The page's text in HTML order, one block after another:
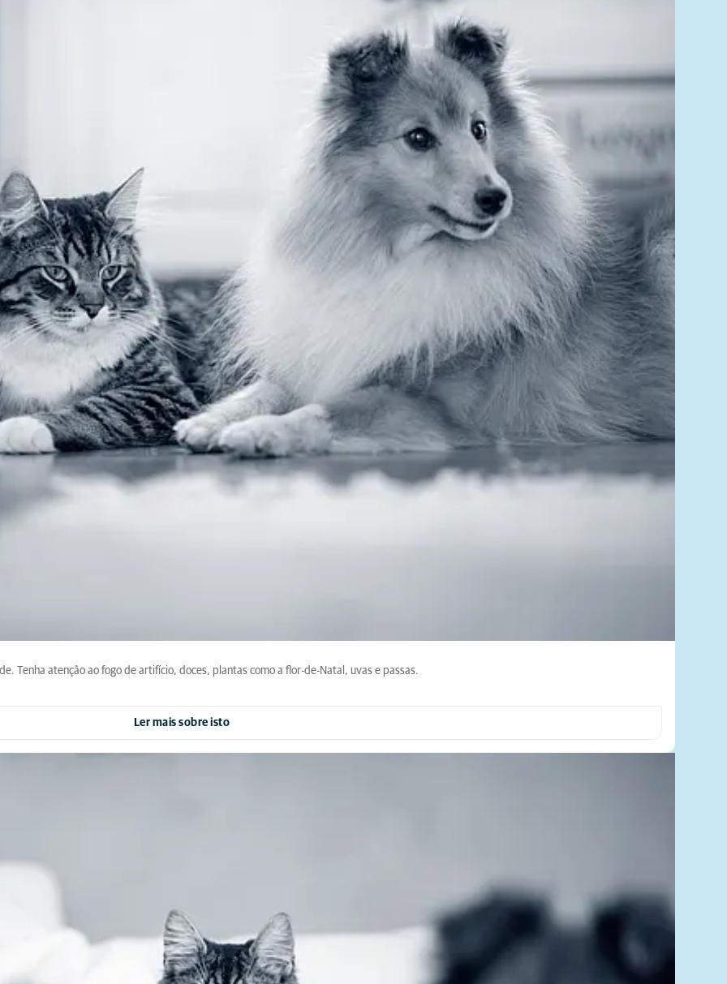
Tenha atenção ao fogo de artifício, doces, plantas como a flor-de-Natal, uvas e passas.
Ler mais sobre isto